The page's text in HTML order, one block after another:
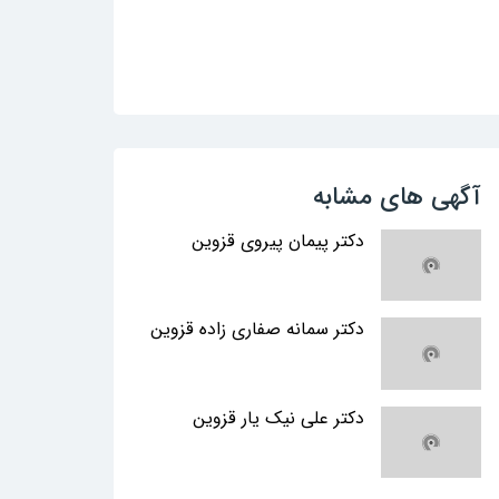
آگهی های مشابه
دکتر پیمان پیروی قزوین
دکتر سمانه صفاری زاده قزوین
دکتر علی نیک یار قزوین